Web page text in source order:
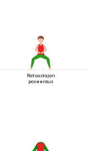
Ratsastajan
poseeraus